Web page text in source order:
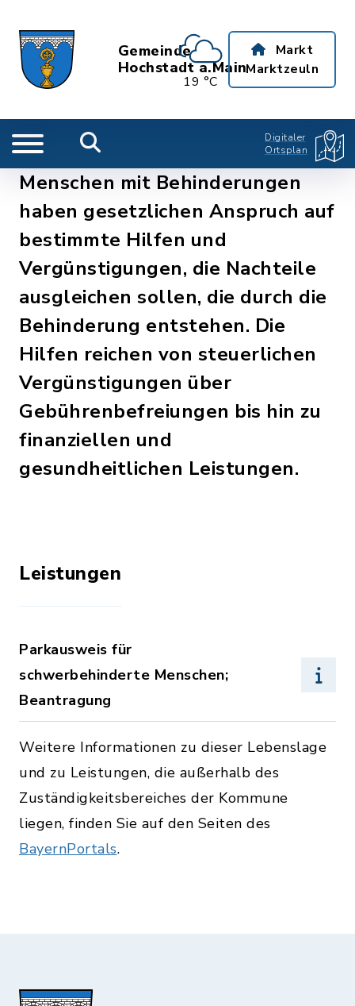
Gemeinde
Hochstadt a.Main
19 °C
Markt
Marktzeuln
Digitaler
Ortsplan
Menschen mit Behinderungen
haben gesetzlichen Anspruch auf
bestimmte Hilfen und
Vergünstigungen, die Nachteile
ausgleichen sollen, die durch die
Behinderung entstehen. Die
Hilfen reichen von steuerlichen
Vergünstigungen über
Gebührenbefreiungen bis hin zu
finanziellen und
gesundheitlichen Leistungen.
Leistungen
Parkausweis für
schwerbehinderte Menschen;
Beantragung
Weitere Informationen zu dieser Lebenslage
und zu Leistungen, die außerhalb des
Zuständigkeitsbereiches der Kommune
liegen, finden Sie auf den Seiten des
BayernPortals.